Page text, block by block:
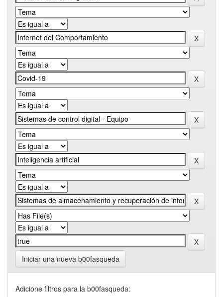
Iniciar una nueva b00fasqueda
Adicione filtros para la b00fasqueda: